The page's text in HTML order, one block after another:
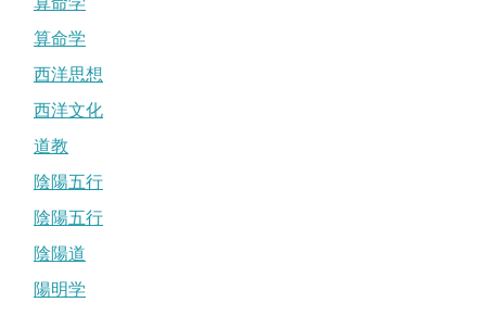
算命学
西洋思想
西洋文化
道教
陰陽五行
陰陽五行
陰陽道
陽明学